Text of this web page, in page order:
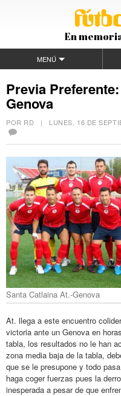
En
MENÚ
Previa
Genova
POR RD | LUNES, 16 DE
Santa Catlaina At.-Genova
At. llega a este encuentro
victoria ante un Genova en
tabla, los resultados no le han
zona media baja de la tabla,
que se le presupone y todo
haga coger fuerzas pues la
inesperada a pesar de que